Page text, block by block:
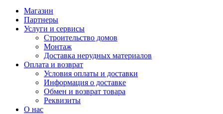
Магазин
Партнеры
Услуги и сервисы
Строительство домов
Монтаж
Доставка нерудных материалов
Оплата и возврат
Условия оплаты и доставки
Информация о доставке
Обмен и возврат товара
Реквизиты
О нас